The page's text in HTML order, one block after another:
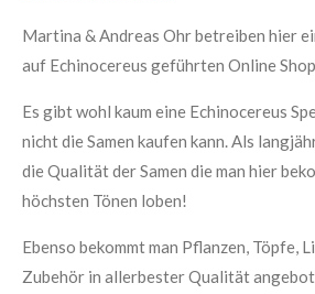
Martina & Andreas Ohr betreiben hier
auf Echinocereus geführten Online
Es gibt wohl kaum eine Echinocereus
nicht die Samen kaufen kann. Als
die Qualität der Samen die man hier
höchsten Tönen loben!
Ebenso bekommt man Pflanzen, Töpfe,
Zubehör in allerbester Qualität